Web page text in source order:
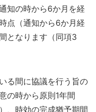
知の時から6か月を経
点（通知から6か月経
となります（同項3
る間に協議を行う旨の
の時から原則1年間
、時効の完成猶予期間